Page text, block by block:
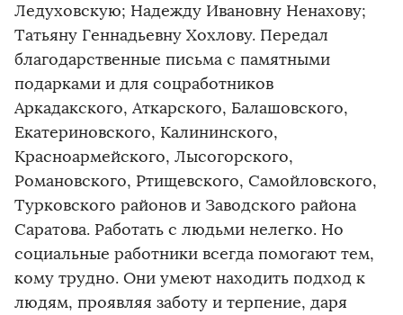
Ледуховскую; Надежду Ивановну Ненахову;
Татьяну Геннадьевну Хохлову. Передал
благодарственные письма с памятными
подарками и для соцработников
Аркадакского, Аткарского, Балашовского,
Екатериновского, Калининского,
Красноармейского, Лысогорского,
Романовского, Ртищевского, Самойловского,
Турковского районов и Заводского района
Саратова. Работать с людьми нелегко. Но
социальные работники всегда помогают тем,
кому трудно. Они умеют находить подход к
людям, проявляя заботу и терпение, даря